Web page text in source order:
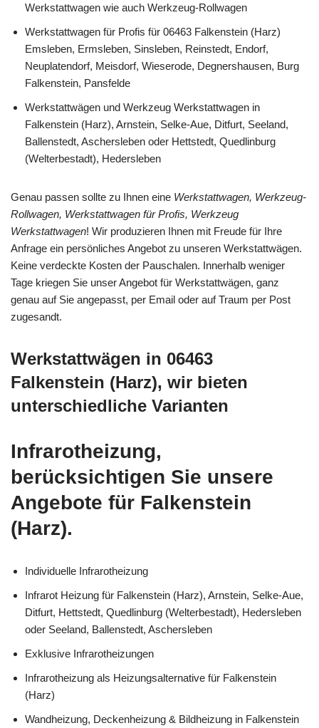
Werkstattwagen wie auch Werkzeug-Rollwagen
Werkstattwagen für Profis für 06463 Falkenstein (Harz)
Emsleben, Ermsleben, Sinsleben, Reinstedt, Endorf,
Neuplatendorf, Meisdorf, Wieserode, Degnershausen, Burg
Falkenstein, Pansfelde
Werkstattwägen und Werkzeug Werkstattwagen in
Falkenstein (Harz), Arnstein, Selke-Aue, Ditfurt, Seeland,
Ballenstedt, Aschersleben oder Hettstedt, Quedlinburg
(Welterbestadt), Hedersleben
Genau passen sollte zu Ihnen eine Werkstattwagen, Werkzeug-
Rollwagen, Werkstattwagen für Profis, Werkzeug
Werkstattwagen! Wir produzieren Ihnen mit Freude für Ihre
Anfrage ein persönliches Angebot zu unseren Werkstattwägen.
Keine verdeckte Kosten der Pauschalen. Innerhalb weniger
Tage kriegen Sie unser Angebot für Werkstattwägen, ganz
genau auf Sie angepasst, per Email oder auf Traum per Post
zugesandt.
Werkstattwägen in 06463
Falkenstein (Harz), wir bieten
unterschiedliche Varianten
Infrarotheizung,
berücksichtigen Sie unsere
Angebote für Falkenstein
(Harz).
Individuelle Infrarotheizung
Infrarot Heizung für Falkenstein (Harz), Arnstein, Selke-Aue,
Ditfurt, Hettstedt, Quedlinburg (Welterbestadt), Hedersleben
oder Seeland, Ballenstedt, Aschersleben
Exklusive Infrarotheizungen
Infrarotheizung als Heizungsalternative für Falkenstein
(Harz)
Wandheizung, Deckenheizung & Bildheizung in Falkenstein